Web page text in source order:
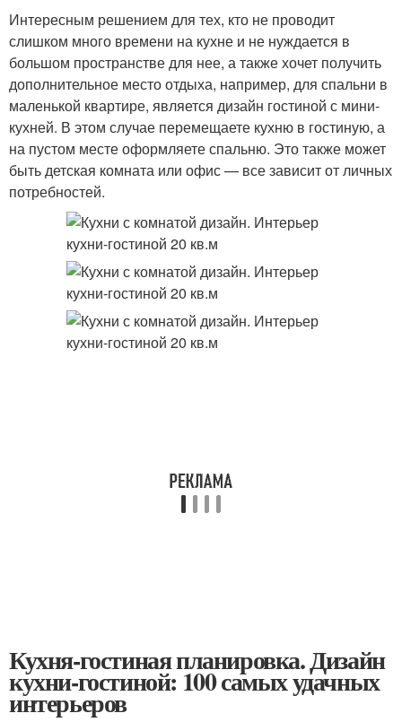
Интересным решением для тех, кто не проводит
слишком много времени на кухне и не нуждается в
большом пространстве для нее, а также хочет получить
дополнительное место отдыха, например, для спальни в
маленькой квартире, является дизайн гостиной с мини-
кухней. В этом случае перемещаете кухню в гостиную, а
на пустом месте оформляете спальню. Это также может
быть детская комната или офис — все зависит от личных
потребностей.
Кухня-гостиная планировка. Дизайн
кухни-гостиной: 100 самых удачных
интерьеров